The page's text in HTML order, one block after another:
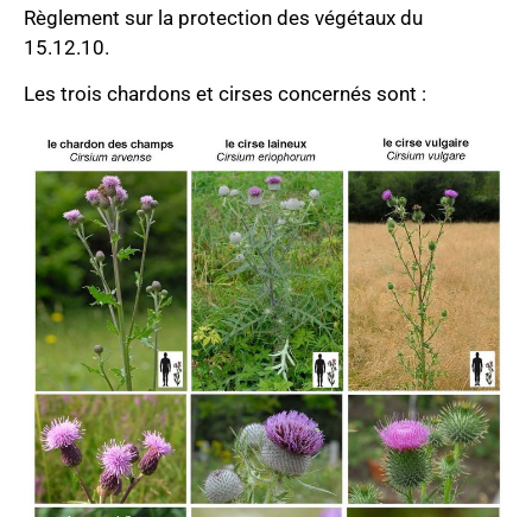
Règlement sur la protection des végétaux du
15.12.10.
Les trois chardons et cirses concernés sont :